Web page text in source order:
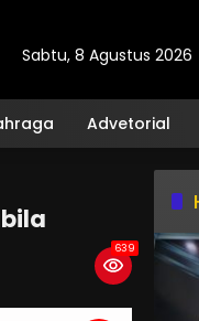
Sabtu, 8 Agustus 2026
Advetorial
639